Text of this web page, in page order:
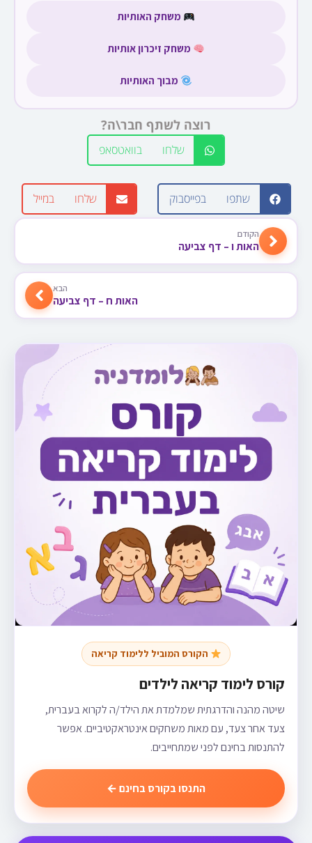
משחק האותיות
משחק זיכרון אותיות
מבוך האותיות
רוצה לשתף חבר\ה?
שלחו בוואטסאפ
שתפו בפייסבוק שלחו במייל
הקודם
האות ו – דף צביעה
הבא
האות ח – דף צביעה
הקורס המוביל ללימוד קריאה
קורס לימוד קריאה לילדים
שיטה מהנה והדרגתית שמלמדת את הילד/ה לקרוא בעברית,
צעד אחר צעד, עם מאות משחקים אינטראקטיביים. אפשר
להתנסות בחינם לפני שמתחייבים.
התנסו בקורס בחינם ←